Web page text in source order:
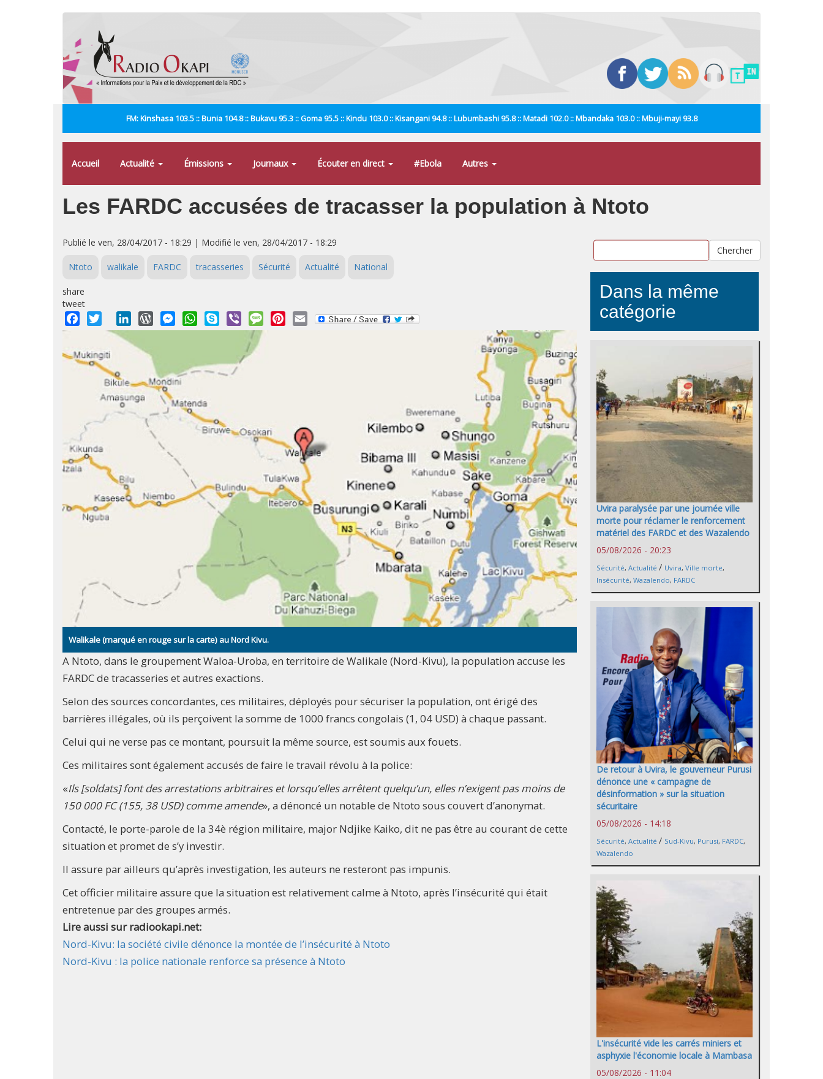
FM: Kinshasa 103.5 :: Bunia 104.8 :: Bukavu 95.3 :: Goma 95.5 :: Kindu 103.0 :: Kisangani 94.8 :: Lubumbashi 95.8 :: Matadi 102.0 :: Mbandaka 103.0 :: Mbuji-mayi 93.8
Accueil Actualité Émissions Journaux Écouter en direct #Ebola Autres
Les FARDC accusées de tracasser la population à Ntoto
Publié le ven, 28/04/2017 - 18:29 | Modifié le ven, 28/04/2017 - 18:29
Ntoto walikale FARDC tracasseries Sécurité Actualité National
share
tweet
Facebook
Twitter LinkedInWordPressMessengerWhatsApp
Skype Viber MessagePinterest
Email
Walikale (marqué en rouge sur la carte) au Nord Kivu.
A Ntoto, dans le groupement Waloa-Uroba, en territoire de Walikale (Nord-Kivu), la population accuse les
FARDC de tracasseries et autres exactions.
Selon des sources concordantes, ces militaires, déployés pour sécuriser la population, ont érigé des
barrières illégales, où ils perçoivent la somme de 1000 francs congolais (1, 04 USD) à chaque passant.
Celui qui ne verse pas ce montant, poursuit la même source, est soumis aux fouets.
Ces militaires sont également accusés de faire le travail révolu à la police:
«Ils [soldats] font des arrestations arbitraires et lorsqu’elles arrêtent quelqu’un, elles n’exigent pas moins de
150 000 FC (155, 38 USD) comme amende», a dénoncé un notable de Ntoto sous couvert d’anonymat.
Contacté, le porte-parole de la 34è région militaire, major Ndjike Kaiko, dit ne pas être au courant de cette
situation et promet de s’y investir.
Il assure par ailleurs qu’après investigation, les auteurs ne resteront pas impunis.
Cet officier militaire assure que la situation est relativement calme à Ntoto, après l’insécurité qui était
entretenue par des groupes armés.
Lire aussi sur radiookapi.net:
Nord-Kivu: la société civile dénonce la montée de l’insécurité à Ntoto
Nord-Kivu : la police nationale renforce sa présence à Ntoto
Chercher
Dans la même
catégorie
Uvira paralysée par une journée ville
morte pour réclamer le renforcement
matériel des FARDC et des Wazalendo
05/08/2026 - 20:23
Sécurité, Actualité / Uvira, Ville morte,
Insécurité, Wazalendo, FARDC
De retour à Uvira, le gouverneur Purusi
dénonce une « campagne de
désinformation » sur la situation
sécuritaire
05/08/2026 - 14:18
Sécurité, Actualité / Sud-Kivu, Purusi, FARDC,
Wazalendo
L'insécurité vide les carrés miniers et
asphyxie l'économie locale à Mambasa
05/08/2026 - 11:04